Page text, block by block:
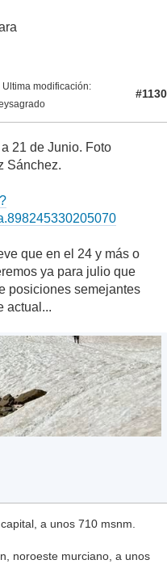
Ultima modificación:
#1130
21 de Junio. Foto
Sánchez.
que en el 24 y más o
ya para julio que
posiciones semejantes
actual...
a unos 710 msnm.
noroeste murciano, a unos